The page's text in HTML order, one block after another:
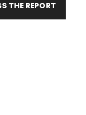
THE REPORT